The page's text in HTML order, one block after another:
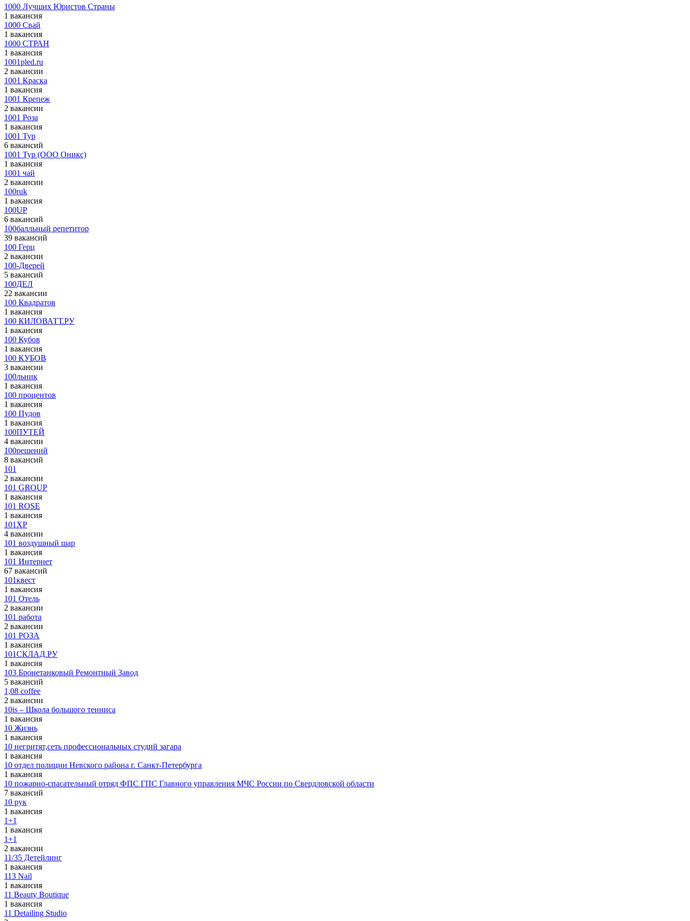
1000 Лучших Юристов Страны
1 вакансия
1000 Свай
1 вакансия
1000 СТРАН
1 вакансия
1001pled.ru
2 вакансии
1001 Краска
1 вакансия
1001 Крепеж
2 вакансии
1001 Роза
1 вакансия
1001 Тур
6 вакансий
1001 Тур (ООО Оникс)
1 вакансия
1001 чай
2 вакансии
100ruk
1 вакансия
100UP
6 вакансий
100балльный репетитор
39 вакансий
100 Герц
2 вакансии
100-Дверей
5 вакансий
100ДЕЛ
22 вакансии
100 Квадратов
1 вакансия
100 КИЛОВАТТ.РУ
1 вакансия
100 Кубов
1 вакансия
100 КУБОВ
3 вакансии
100льник
1 вакансия
100 процентов
1 вакансия
100 Пудов
1 вакансия
100ПУТЕЙ
4 вакансии
100решений
8 вакансий
101
2 вакансии
101 GROUP
1 вакансия
101 ROSE
1 вакансия
101XP
4 вакансии
101 воздушный шар
1 вакансия
101 Интернет
67 вакансий
101квест
1 вакансия
101 Отель
2 вакансии
101 работа
2 вакансии
101 РОЗА
1 вакансия
101СКЛАД.РУ
1 вакансия
103 Бронетанковый Ремонтный Завод
5 вакансий
1,08 coffee
2 вакансии
10is – Школа большого тенниса
1 вакансия
10 Жизнь
1 вакансия
10 негритят,сеть профессиональных студий загара
1 вакансия
10 отдел полиции Невского района г. Санкт-Петербурга
1 вакансия
10 пожарно-спасательный отряд ФПС ГПС Главного управления МЧС России по Свердловской области
7 вакансий
10 рук
1 вакансия
1+1
1 вакансия
1+1
2 вакансии
11/35 Детейлинг
1 вакансия
113 Nail
1 вакансия
11 Beauty Boutique
1 вакансия
11 Detailing Studio